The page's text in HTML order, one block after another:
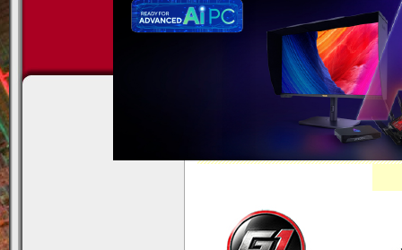
GIGAYTE GA-H170-Gaming
บทความโดย: